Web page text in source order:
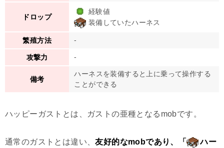
ドロップ
経験値
装備していたハーネス
繁殖方法 -
攻撃力 -
備考
ハーネスを装備すると上に乗って操作する
ことができる
ハッピーガストとは、ガストの亜種となるmobです。
通常のガストとは違い、友好的なmobであり、「 ハー